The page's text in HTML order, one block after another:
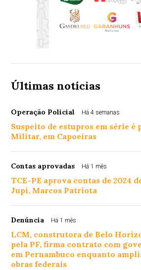
Últimas notícias
Operação Policial Há 4 semanas
Suspeito de estupros em série é
Militar, em Capoeiras
Contas aprovadas Há 1 mês
TCE-PE aprova contas de 2024
Jupi, Marcos Patriota
Denúncia Há 1 mês
LCM, construtora de Belo
pela PF, firma contrato com
em Pernambuco enquanto
obras federais